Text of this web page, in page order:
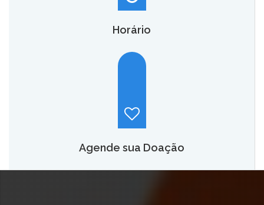
Horário
Segunda a sábado, das 7h às 18h.
Agende sua Doação
O AGENDAMENTO PELO SITE ESTÁ TEMPORARIAMENTE
SUSPENSO. PARA AGENDAR SUA DOAÇÃO LIGUE PARA: